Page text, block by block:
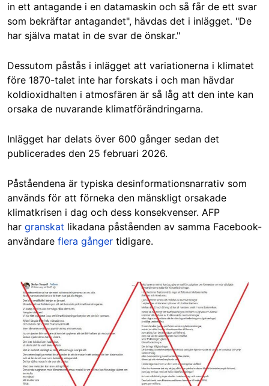
in ett antagande i en datamaskin och så får de ett svar
som bekräftar antagandet", hävdas det i inlägget. "De
har själva matat in de svar de önskar."
Dessutom påstås i inlägget att variationerna i klimatet
före 1870-talet inte har forskats i och man hävdar
koldioxidhalten i atmosfären är så låg att den inte kan
orsaka de nuvarande klimatförändringarna.
Inlägget har delats över 600 gånger sedan det
publicerades den 25 februari 2026.
Påståendena är typiska desinformationsnarrativ som
används för att förneka den mänskligt orsakade
klimatkrisen i dag och dess konsekvenser. AFP
har granskat likadana påståenden av samma Facebook-
användare flera gånger tidigare.
Image